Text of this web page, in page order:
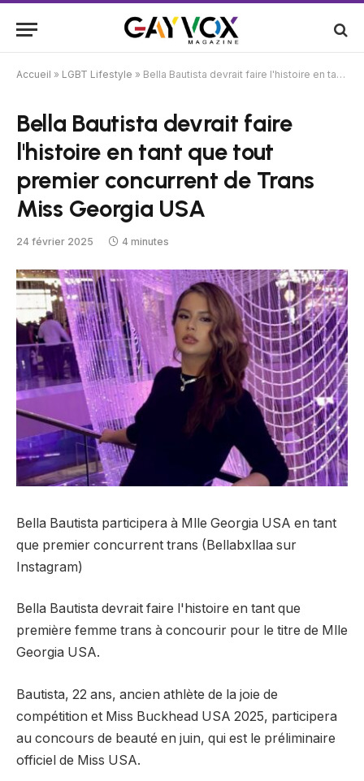
Accueil » LGBT Lifestyle » Bella Bautista devrait faire l'histoire en tant que tout premier concurrent de Trans Miss Georgia USA
Bella Bautista devrait faire
l'histoire en tant que tout
premier concurrent de Trans
Miss Georgia USA
24 février 2025 4 minutes
Bella Bautista participera à Mlle Georgia USA en tant
que premier concurrent trans (Bellabxllaa sur
Instagram)
Bella Bautista devrait faire l'histoire en tant que
première femme trans à concourir pour le titre de Mlle
Georgia USA.
Bautista, 22 ans, ancien athlète de la joie de
compétition et Miss Buckhead USA 2025, participera
au concours de beauté en juin, qui est le préliminaire
officiel de Miss USA.